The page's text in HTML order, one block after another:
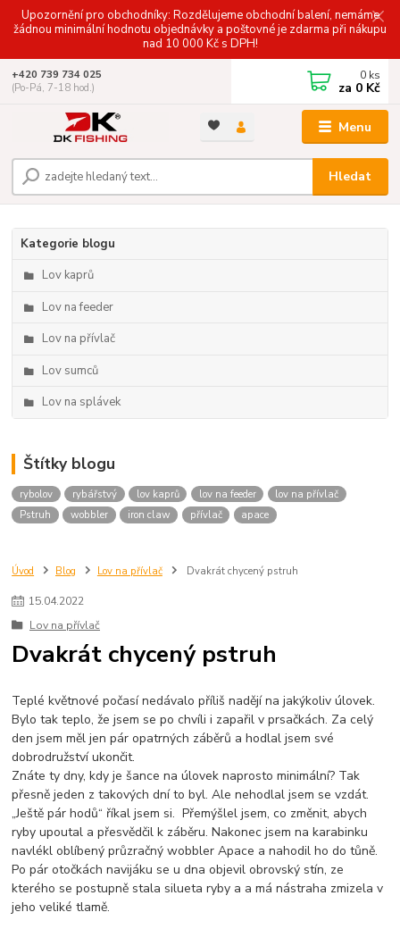
Upozornění pro obchodníky: Rozdělujeme obchodní balení, nemáme
žádnou minimální hodnotu objednávky a poštovné je zdarma při nákupu
nad 10 000 Kč s DPH!
Menu
Hledat
+420 739 734 025
(Po-Pá, 7-18 hod.)
0 ks
za 0 Kč
Kategorie blogu
Lov kaprů
Lov na feeder
Lov na přívlač
Lov sumců
Lov na splávek
Štítky blogu
rybolov rybářstvý lov kaprů lov na feeder
lov na přívlač
Pstruh
wobbler iron claw přívlač apace
Úvod Blog Lov na přívlač Dvakrát chycený pstruh
15.04.2022
Lov na přívlač
Dvakrát chycený pstruh
Teplé květnové počasí nedávalo příliš nadějí na jakýkoliv úlovek.
Bylo tak teplo, že jsem se po chvíli i zapařil v prsačkách. Za celý
den jsem měl jen pár opatrných záběrů a hodlal jsem své
dobrodružství ukončit.
Znáte ty dny, kdy je šance na úlovek naprosto minimální? Tak
přesně jeden z takových dní to byl. Ale nehodlal jsem se vzdát.
„Ještě pár hodů“ říkal jsem si. Přemýšlel jsem, co změnit, abych
ryby upoutal a přesvědčil k záběru. Nakonec jsem na karabinku
navlékl oblíbený průzračný wobbler Apace a nahodil ho do tůně.
Po pár otočkách navijáku se u dna objevil obrovský stín, ze
kterého se postupně stala silueta ryby a a má nástraha zmizela v
jeho veliké tlamě.